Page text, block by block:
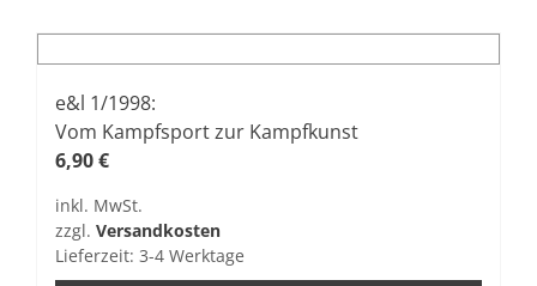
mehrere
Varianten
auf.
Die
Optionen
auf
der
e&l 1/1998:
Vom Kampfsport zur Kampfkunst
6,90€
inkl. MwSt.
zzgl. Versandkosten
Lieferzeit: 3-4 Werktage